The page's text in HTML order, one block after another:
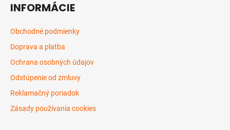
INFORMÁCIE
Obchodné podmienky
Doprava a platba
Ochrana osobných údajov
Odstúpenie od zmluvy
Reklamačný poriadok
Zásady používania cookies